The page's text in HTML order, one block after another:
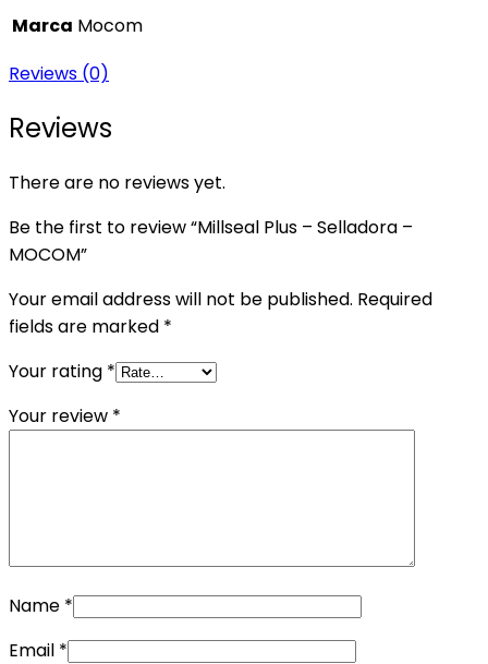
Marca Mocom
Reviews (0)
Reviews
There are no reviews yet.
Be the first to review “Millseal Plus – Selladora –
MOCOM”
Your email address will not be published. Required
fields are marked *
Your rating *
Your review *
Name *
Email *